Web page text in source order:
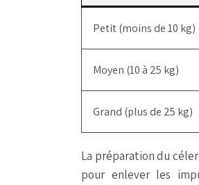
Petit (moins de 10 kg)
Moyen (10 à 25 kg)
Grand (plus de 25 kg)
La préparation du
pour enlever les